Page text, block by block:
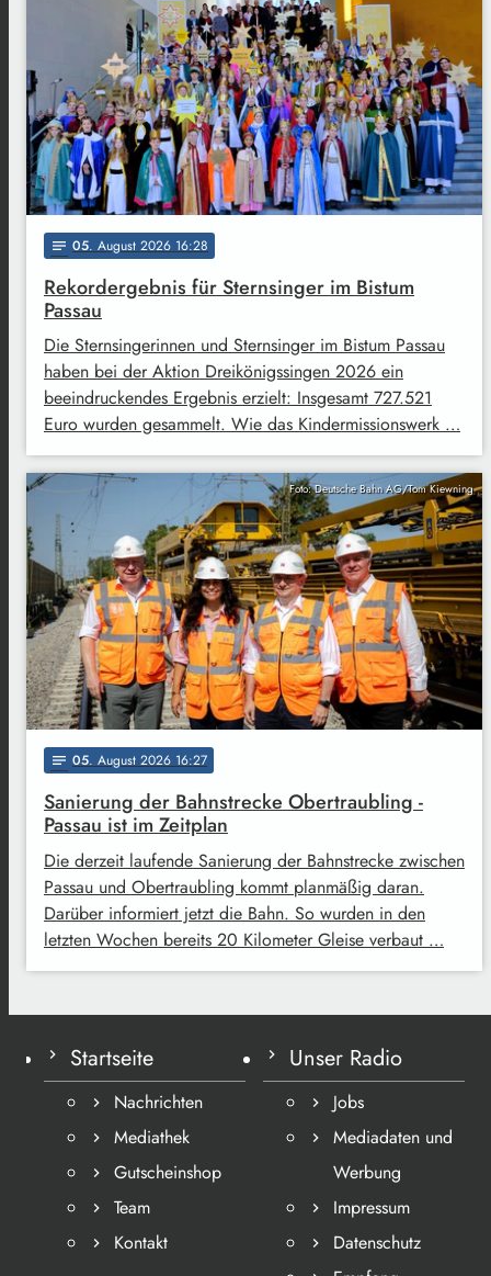
notes 05. August 2026 16:28
Rekordergebnis für Sternsinger im Bistum
Passau
Die Sternsingerinnen und Sternsinger im Bistum Passau
haben bei der Aktion Dreikönigssingen 2026 ein
beeindruckendes Ergebnis erzielt: Insgesamt 727.521
Euro wurden gesammelt. Wie das Kindermissionswerk …
Foto: Deutsche Bahn AG/Tom Kiewning
notes 05. August 2026 16:27
Sanierung der Bahnstrecke Obertraubling -
Passau ist im Zeitplan
Die derzeit laufende Sanierung der Bahnstrecke zwischen
Passau und Obertraubling kommt planmäßig daran.
Darüber informiert jetzt die Bahn. So wurden in den
letzten Wochen bereits 20 Kilometer Gleise verbaut …
Startseite
Nachrichten
Mediathek
Gutscheinshop
Team
Kontakt
Unser Radio
Jobs
Mediadaten und
Werbung
Impressum
Datenschutz